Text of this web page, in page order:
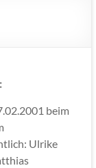
beim
Ulrike